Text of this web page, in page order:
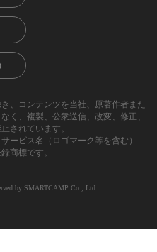
、コンテンツを当社、原著作者また
く、複製、公衆送信、改変、修正、
されています。
ービス名（ロゴマーク等を含む）
商標です。
by SMARTCAMP Co., Ltd.